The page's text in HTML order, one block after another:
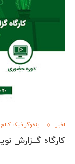
اخبار اینفوگرافیک کالج
کارگاه گــزارش